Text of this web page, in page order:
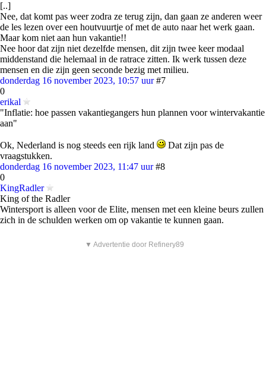
[..]
Nee, dat komt pas weer zodra ze terug zijn, dan gaan ze anderen weer
de les lezen over een houtvuurtje of met de auto naar het werk gaan.
Maar kom niet aan hun vakantie!!
Nee hoor dat zijn niet dezelfde mensen, dit zijn twee keer modaal
middenstand die helemaal in de ratrace zitten. Ik werk tussen deze
mensen en die zijn geen seconde bezig met milieu.
donderdag 16 november 2023, 10:57 uur #7
0
erikal
"Inflatie: hoe passen vakantiegangers hun plannen voor wintervakantie
aan"
Ok, Nederland is nog steeds een rijk land
Dat zijn pas de
vraagstukken.
donderdag 16 november 2023, 11:47 uur #8
0
KingRadler
King of the Radler
Wintersport is alleen voor de Elite, mensen met een kleine beurs zullen
zich in de schulden werken om op vakantie te kunnen gaan.
▼ Advertentie door Refinery89